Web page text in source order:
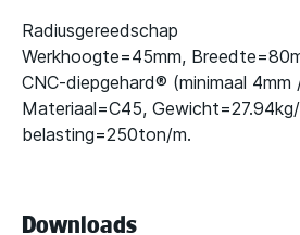
Radiusgereedschap
Werkhoogte=45mm,
CNC-diepgehard® (minimaal
Materiaal=C45,
belasting=250ton/m.
Downloads